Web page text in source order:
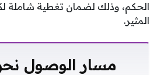
الحكم، وذلك لضمان تغطية شاملة
المثير.
مسار الوصول